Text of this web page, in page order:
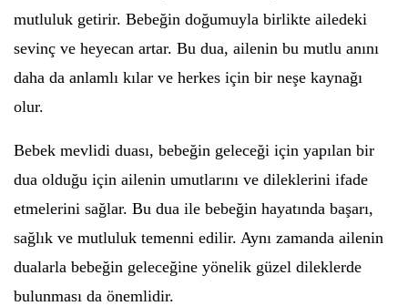
mutluluk getirir. Bebeğin doğumuyla birlikte ailedeki
sevinç ve heyecan artar. Bu dua, ailenin bu mutlu anını
daha da anlamlı kılar ve herkes için bir neşe kaynağı
olur.
Bebek mevlidi duası, bebeğin geleceği için yapılan bir
dua olduğu için ailenin umutlarını ve dileklerini ifade
etmelerini sağlar. Bu dua ile bebeğin hayatında başarı,
sağlık ve mutluluk temenni edilir. Aynı zamanda ailenin
dualarla bebeğin geleceğine yönelik güzel dileklerde
bulunması da önemlidir.